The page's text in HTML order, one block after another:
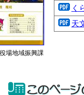
場地域振興課
く
天